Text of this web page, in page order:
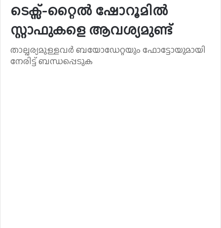
ടെക്സ്-റ്റൈൽ ഷോറൂമിൽ
സ്റ്റാഫുകളെ ആവശ്യമുണ്ട്
താല്പര്യമുള്ളവർ ബയോഡേറ്റയും ഫോട്ടോയുമായി
നേരിട്ട് ബന്ധപ്പെടുക